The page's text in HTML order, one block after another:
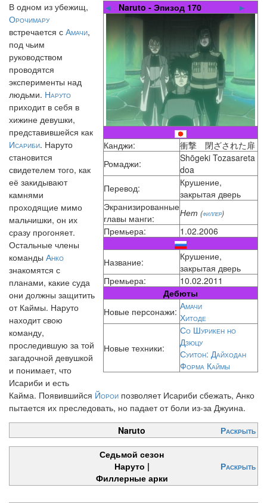
◄ Naruto - Эпизод 170 ►
Канджи:
衝撃 閉ざされた扉
Ромаджи:
Shōgeki Tozasareta
doa
Перевод:
Крушение,
закрытая дверь
Экранизированные
главы манги:
Нет (филлер)
Премьера: 1.02.2006
Название:
Крушение,
закрытая дверь
Премьера:
10.02.2011
Дебюты
Новые персонажи: Амачи
Хитоде
Новые техники:
Со Шурикен но
Дзюцу
Суитон: Дайходан
Форма Каймы
В одном из убежищ,
Орочимару
встречается с Амачи,
под чьим
руководством
проводятся
эксперименты над
людьми. Наруто
приходит в себя в
хижине девушки,
представившейся как
Исариби. Наруто
становится
свидетелем того, как
её закидывают
камнями
проходящие мимо
мальчишки, он их
сразу прогоняет.
Остальные члены
команды Анко
знакомятся с
планами, какие суда
они должны защитить
от Каймы. Наруто
находит свою
команду,
проследившую за той
загадочной девушкой
и понимает, что
Исариби и есть
Кайма. Появившийся Йорои позволяет Исариби сбежать, Анко
пытается их преследовать, но падает от боли из-за Джуина.
Naruto
Раскрыть
Седьмой сезон
Наруто |
Филлерные арки
Раскрыть